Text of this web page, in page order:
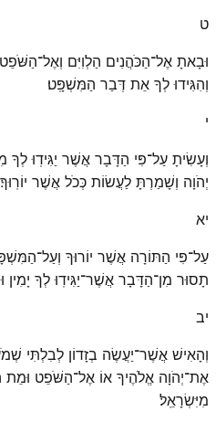
ט
וּבָאתָ אֶל־הַכֹּהֲנִים הַלְוִיִּם
וְהִגִּידוּ לְךָ אֵת דְּבַר הַמִּשְׁפָּֽט׃
י
וְעָשִׂיתָ עַל־פִּי הַדָּבָר אֲשֶׁר יַגִּידֽוּ
יְהֹוָה וְשָׁמַרְתָּ לַעֲשׂוֹת כְּכֹל אֲשֶׁר יוֹרֽוּךָ׃
יא
עַל־פִּי הַתּוֹרָה אֲשֶׁר יוֹרוּךָ
תָסוּר מִן־הַדָּבָר אֲשֶׁר־יַגִּידֽוּ לְךָ יָמִין
יב
וְהָאִישׁ אֲשֶׁר־יַעֲשֶׂה בְזָדוֹן לְבִלְתִּי
אֶת־יְהֹוָה אֱלֹהֶיךָ אוֹ אֶל־הַשֹּׁפֵט
מִיִּשְׂרָאֵֽל׃